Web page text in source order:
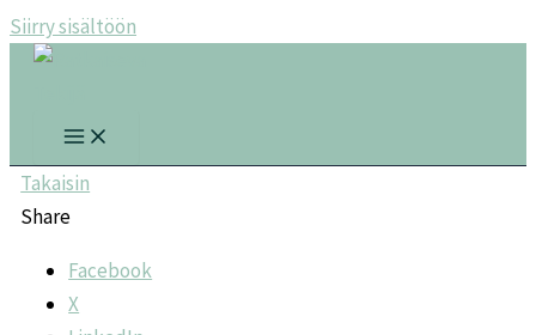
Siirry sisältöön
Takaisin
Share
Facebook
X